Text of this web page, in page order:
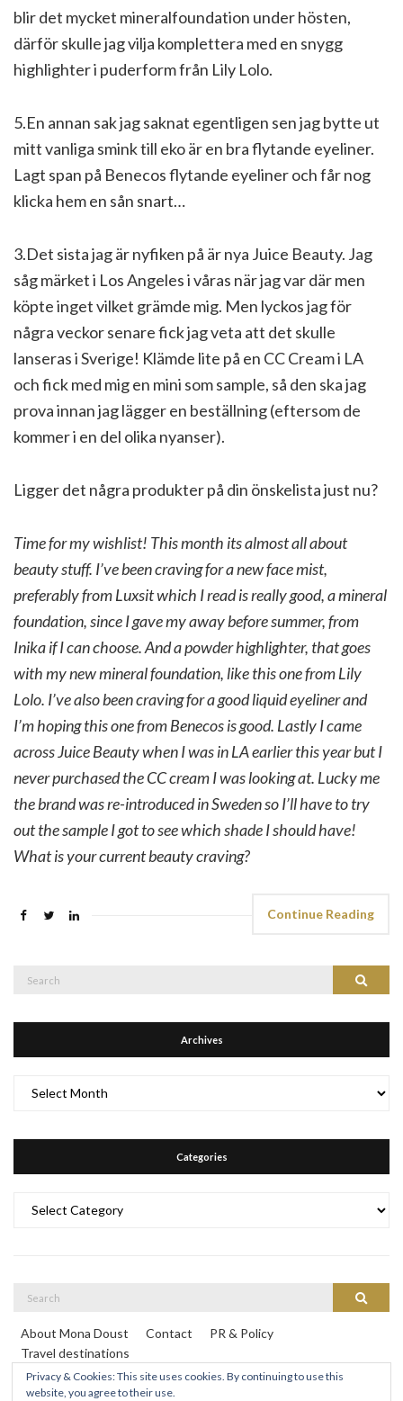
blir det mycket mineralfoundation under hösten,
därför skulle jag vilja komplettera med en snygg
highlighter i puderform från Lily Lolo.
5.En annan sak jag saknat egentligen sen jag bytte ut
mitt vanliga smink till eko är en bra flytande eyeliner.
Lagt span på Benecos flytande eyeliner och får nog
klicka hem en sån snart…
3.Det sista jag är nyfiken på är nya Juice Beauty. Jag
såg märket i Los Angeles i våras när jag var där men
köpte inget vilket grämde mig. Men lyckos jag för
några veckor senare fick jag veta att det skulle
lanseras i Sverige! Klämde lite på en CC Cream i LA
och fick med mig en mini som sample, så den ska jag
prova innan jag lägger en beställning (eftersom de
kommer i en del olika nyanser).
Ligger det några produkter på din önskelista just nu?
Time for my wishlist! This month its almost all about
beauty stuff. I’ve been craving for a new face mist,
preferably from Luxsit which I read is really good, a mineral
foundation, since I gave my away before summer, from
Inika if I can choose. And a powder highlighter, that goes
with my new mineral foundation, like this one from Lily
Lolo. I’ve also been craving for a good liquid eyeliner and
I’m hoping this one from Benecos is good. Lastly I came
across Juice Beauty when I was in LA earlier this year but I
never purchased the CC cream I was looking at. Lucky me
the brand was re-introduced in Sweden so I’ll have to try
out the sample I got to see which shade I should have!
What is your current beauty craving?
Continue Reading
Search
Archives
Categories
Search
About Mona Doust Contact
PR & Policy
Travel destinations
Privacy & Cookies: This site uses cookies. By continuing to use this
website, you agree to their use.